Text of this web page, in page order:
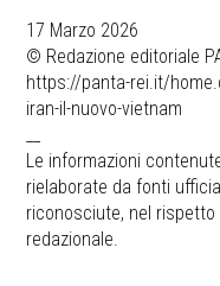
17 Marzo 2026
© Redazione editoriale
https://panta-rei.it/
iran-il-nuovo-vietnam
Le informazioni
rielaborate da fonti
riconosciute, nel
redazionale.